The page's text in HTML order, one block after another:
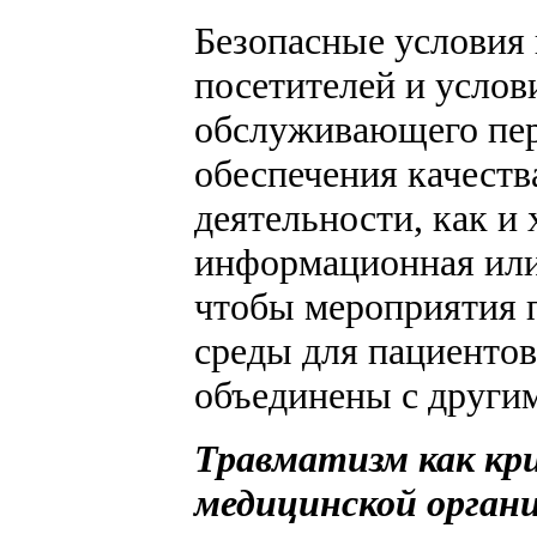
Безопасные
посетителей и
обслуживающего
обеспечения
деятельности, как
информационная
чтобы мероприятия
среды для
объединены с
Травматизм как
медицинской